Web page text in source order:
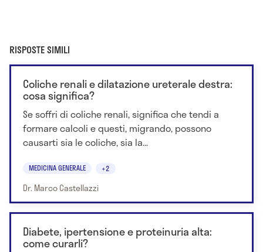
RISPOSTE SIMILI
Coliche renali e dilatazione ureterale destra:
cosa significa?
Se soffri di coliche renali, significa che tendi a
formare calcoli e questi, migrando, possono
causarti sia le coliche, sia la...
MEDICINA GENERALE +2
Dr. Marco Castellazzi
Diabete, ipertensione e proteinuria alta:
come curarli?